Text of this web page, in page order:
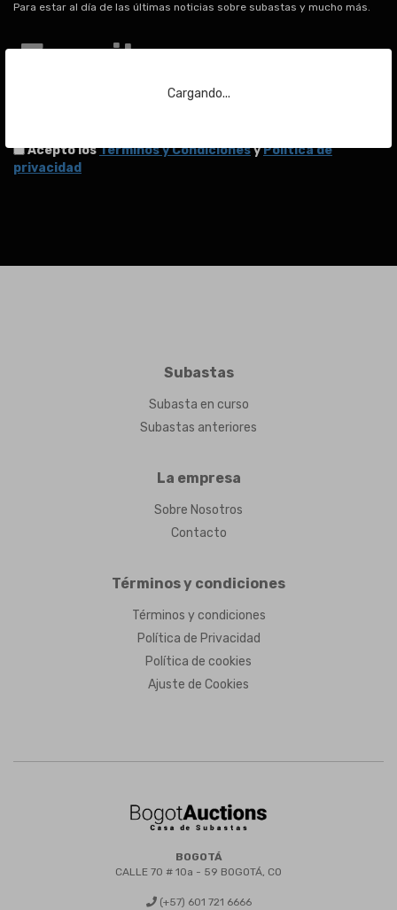
Cargando...
Para estar al día de las últimas noticias sobre subastas y mucho más.
Email
Acepto losTérminos y CondicionesyPolítica de
privacidad
Subastas
Subasta en curso
Subastas anteriores
La empresa
Sobre Nosotros
Contacto
Términos y condiciones
Términos y condiciones
Política de Privacidad
Política de cookies
Ajuste de Cookies
BOGOTÁ
CALLE 70 # 10a - 59 BOGOTÁ, CO
(+57) 601 721 6666